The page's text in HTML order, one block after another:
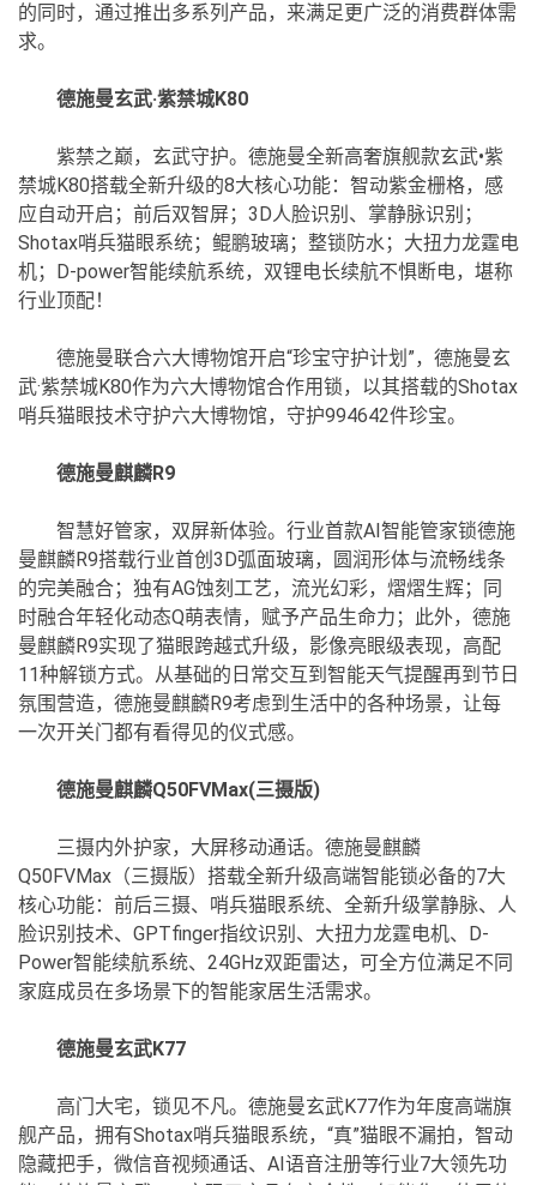
的同时，通过推出多系列产品，来满足更广泛的消费群体需
求。
德施曼玄武·紫禁城K80
紫禁之巅，玄武守护。德施曼全新高奢旗舰款玄武•紫
禁城K80搭载全新升级的8大核心功能：智动紫金栅格，感
应自动开启；前后双智屏；3D人脸识别、掌静脉识别；
Shotax哨兵猫眼系统；鲲鹏玻璃；整锁防水；大扭力龙霆电
机；D-power智能续航系统，双锂电长续航不惧断电，堪称
行业顶配！
德施曼联合六大博物馆开启“珍宝守护计划”，德施曼玄
武·紫禁城K80作为六大博物馆合作用锁，以其搭载的Shotax
哨兵猫眼技术守护六大博物馆，守护994642件珍宝。
德施曼麒麟R9
智慧好管家，双屏新体验。行业首款AI智能管家锁德施
曼麒麟R9搭载行业首创3D弧面玻璃，圆润形体与流畅线条
的完美融合；独有AG蚀刻工艺，流光幻彩，熠熠生辉；同
时融合年轻化动态Q萌表情，赋予产品生命力；此外，德施
曼麒麟R9实现了猫眼跨越式升级，影像亮眼级表现，高配
11种解锁方式。从基础的日常交互到智能天气提醒再到节日
氛围营造，德施曼麒麟R9考虑到生活中的各种场景，让每
一次开关门都有看得见的仪式感。
德施曼麒麟Q50FVMax(三摄版)
三摄内外护家，大屏移动通话。德施曼麒麟
Q50FVMax（三摄版）搭载全新升级高端智能锁必备的7大
核心功能：前后三摄、哨兵猫眼系统、全新升级掌静脉、人
脸识别技术、GPTfinger指纹识别、大扭力龙霆电机、D-
Power智能续航系统、24GHz双距雷达，可全方位满足不同
家庭成员在多场景下的智能家居生活需求。
德施曼玄武K77
高门大宅，锁见不凡。德施曼玄武K77作为年度高端旗
舰产品，拥有Shotax哨兵猫眼系统，“真”猫眼不漏拍，智动
隐藏把手，微信音视频通话、 AI语音注册等行业7大领先功